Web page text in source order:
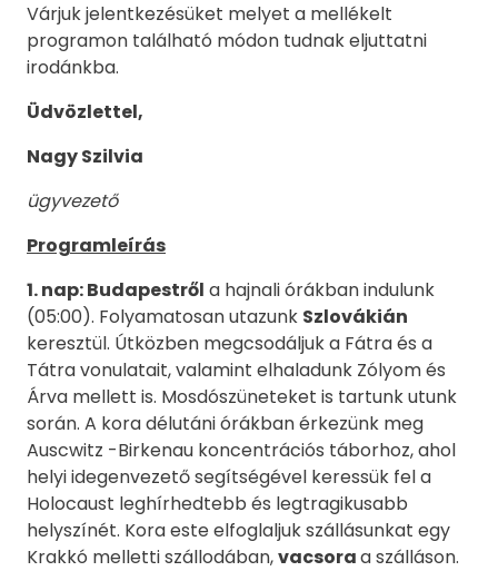
Várjuk jelentkezésüket melyet a mellékelt
programon található módon tudnak eljuttatni
irodánkba.
Üdvözlettel,
Nagy Szilvia
ügyvezető
Programleírás
1. nap:Budapestről a hajnali órákban indulunk
(05:00). Folyamatosan utazunk Szlovákián
keresztül. Útközben megcsodáljuk a Fátra és a
Tátra vonulatait, valamint elhaladunk Zólyom és
Árva mellett is. Mosdószüneteket is tartunk utunk
során. A kora délutáni órákban érkezünk meg
Auscwitz -Birkenau koncentrációs táborhoz, ahol
helyi idegenvezető segítségével keressük fel a
Holocaust leghírhedtebb és legtragikusabb
helyszínét. Kora este elfoglaljuk szállásunkat egy
Krakkó melletti szállodában,vacsoraa szálláson.